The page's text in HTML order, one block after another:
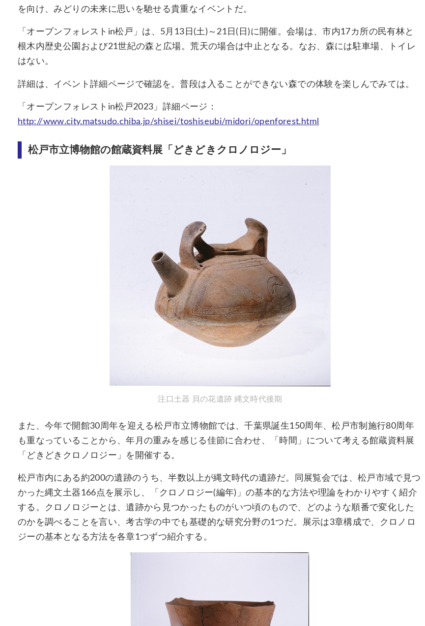
を向け、みどりの未来に思いを馳せる貴重なイベントだ。
「オープンフォレストin松戸」は、5月13日(土)～21日(日)に開催。会場は、市内17カ所の民有林と
根木内歴史公園および21世紀の森と広場。荒天の場合は中止となる。なお、森には駐車場、トイレ
はない。
詳細は、イベント詳細ページで確認を。普段は入ることができない森での体験を楽しんでみては。
「オープンフォレストin松戸2023」詳細ページ：
http://www.city.matsudo.chiba.jp/shisei/toshiseubi/midori/openforest.html
松戸市立博物館の館蔵資料展「どきどきクロノロジー」
注口土器 貝の花遺跡 縄文時代後期
また、今年で開館30周年を迎える松戸市立博物館では、千葉県誕生150周年、松戸市制施行80周年
も重なっていることから、年月の重みを感じる佳節に合わせ、「時間」について考える館蔵資料展
「どきどきクロノロジー」を開催する。
松戸市内にある約200の遺跡のうち、半数以上が縄文時代の遺跡だ。同展覧会では、松戸市域で見つ
かった縄文土器166点を展示し、「クロノロジー(編年)」の基本的な方法や理論をわかりやすく紹介
する。クロノロジーとは、遺跡から見つかったものがいつ頃のもので、どのような順番で変化した
のかを調べることを言い、考古学の中でも基礎的な研究分野の1つだ。展示は3章構成で、クロノロ
ジーの基本となる方法を各章1つずつ紹介する。